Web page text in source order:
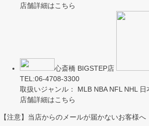
店舗詳細はこちら
心斎橋 BIGSTEP店
TEL:06-4708-3300
取扱いジャンル： MLB NBA NFL NHL
店舗詳細はこちら
【注意】当店からのメールが届かないお客様へ